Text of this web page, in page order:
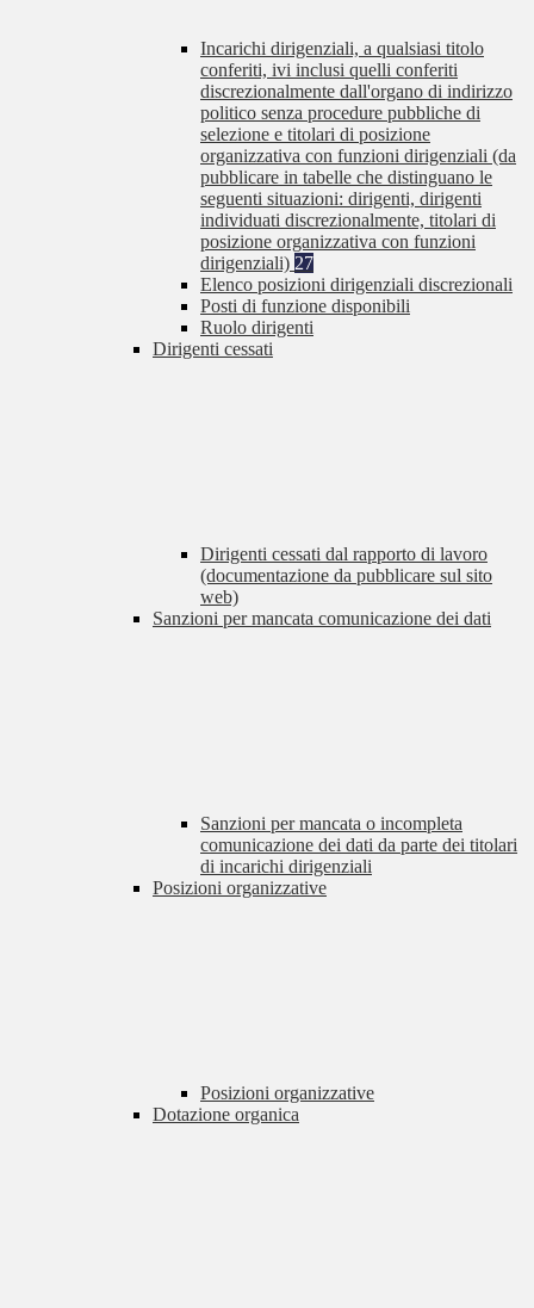
Incarichi dirigenziali, a qualsiasi titolo
conferiti, ivi inclusi quelli conferiti
discrezionalmente dall'organo di indirizzo
politico senza procedure pubbliche di
selezione e titolari di posizione
organizzativa con funzioni dirigenziali (da
pubblicare in tabelle che distinguano le
seguenti situazioni: dirigenti, dirigenti
individuati discrezionalmente, titolari di
posizione organizzativa con funzioni
dirigenziali) 27
Elenco posizioni dirigenziali discrezionali
Posti di funzione disponibili
Ruolo dirigenti
Dirigenti cessati
Dirigenti cessati dal rapporto di lavoro
(documentazione da pubblicare sul sito
web)
Sanzioni per mancata comunicazione dei dati
Sanzioni per mancata o incompleta
comunicazione dei dati da parte dei titolari
di incarichi dirigenziali
Posizioni organizzative
Posizioni organizzative
Dotazione organica